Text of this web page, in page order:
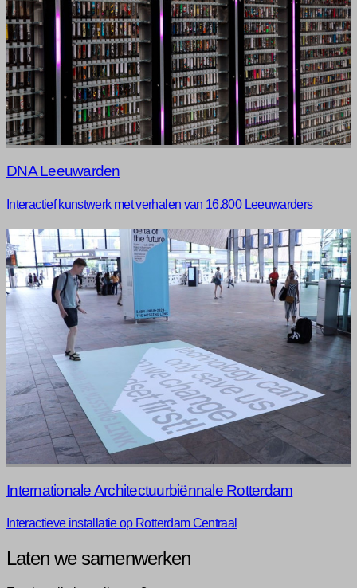
DNA Leeuwarden
Interactief kunstwerk met verhalen van 16.800 Leeuwarders
Internationale Architectuurbiënnale Rotterdam
Interactieve installatie op Rotterdam Centraal
Laten we samenwerken